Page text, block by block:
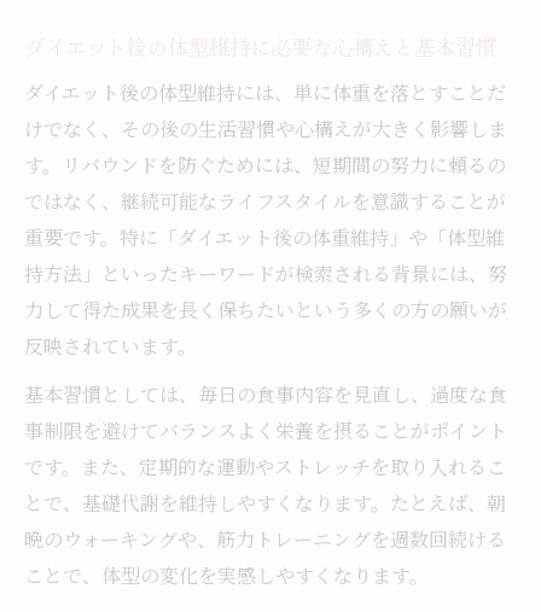
日々の習慣で体型維持を叶えるコツ
ダイエット後体型維持に役立つ毎日のルー
ティン術
体型維持の方法を日常生活に落とし込むコ
ツとは
ダイエット維持方法で意識したい食事習慣
とポイント
体重キープする方法を習慣化するための秘
体型維持ダイエットを支える運動と行動の
体重キープのために知っておきたい習慣
ダイエット後の体重維持に欠かせない生活
習慣
ダイエット後の体型維持に必要な心構えと基本習慣
ダイエット後の体型維持には、単に体重を落とすことだ
けでなく、その後の生活習慣や心構えが大きく影響しま
す。リバウンドを防ぐためには、短期間の努力に頼るの
ではなく、継続可能なライフスタイルを意識することが
重要です。特に「ダイエット後の体重維持」や「体型維
持方法」といったキーワードが検索される背景には、努
力して得た成果を長く保ちたいという多くの方の願いが
反映されています。
基本習慣としては、毎日の食事内容を見直し、過度な食
事制限を避けてバランスよく栄養を摂ることがポイント
です。また、定期的な運動やストレッチを取り入れるこ
とで、基礎代謝を維持しやすくなります。たとえば、朝
晩のウォーキングや、筋力トレーニングを週数回続ける
ことで、体型の変化を実感しやすくなります。